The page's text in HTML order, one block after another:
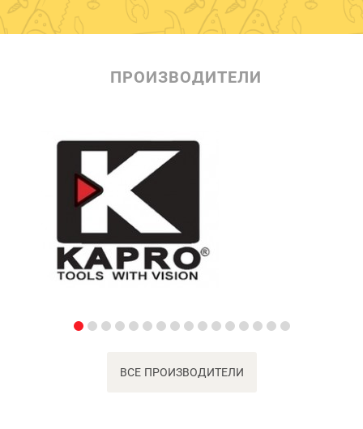
ПРОИЗВОДИТЕЛИ
ВСЕ ПРОИЗВОДИТЕЛИ